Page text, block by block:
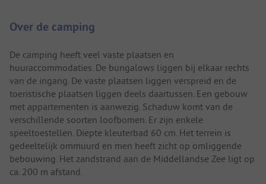
Over de camping
De camping heeft veel vaste plaatsen en
huuraccommodaties. De bungalows liggen bij elkaar rechts
van de ingang. De vaste plaatsen liggen verspreid en de
toeristische plaatsen liggen deels daartussen. Een gebouw
met appartementen is aanwezig. Schaduw komt van de
verschillende soorten loofbomen. Er zijn enkele
speeltoestellen. Diepte kleuterbad 60 cm. Het terrein is
gedeeltelijk ommuurd en men heeft zicht op omliggende
bebouwing. Het zandstrand aan de Middellandse Zee ligt op
ca. 200 m afstand.